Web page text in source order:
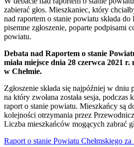
Debata nad Raportem o stanie
miała miejsce dnia 28 czerwca 2021
w Chełmie.
na który zwołana została sesja, podczas
raport o stanie powiatu. Mieszkańcy są
kolejności otrzymania przez
Raport o stanie Powiatu Chełmskiego
Informacja o przetwarzaniu danych
zgłaszającego udział w debacie (DOC,
Informacja o przetwarzaniu danych